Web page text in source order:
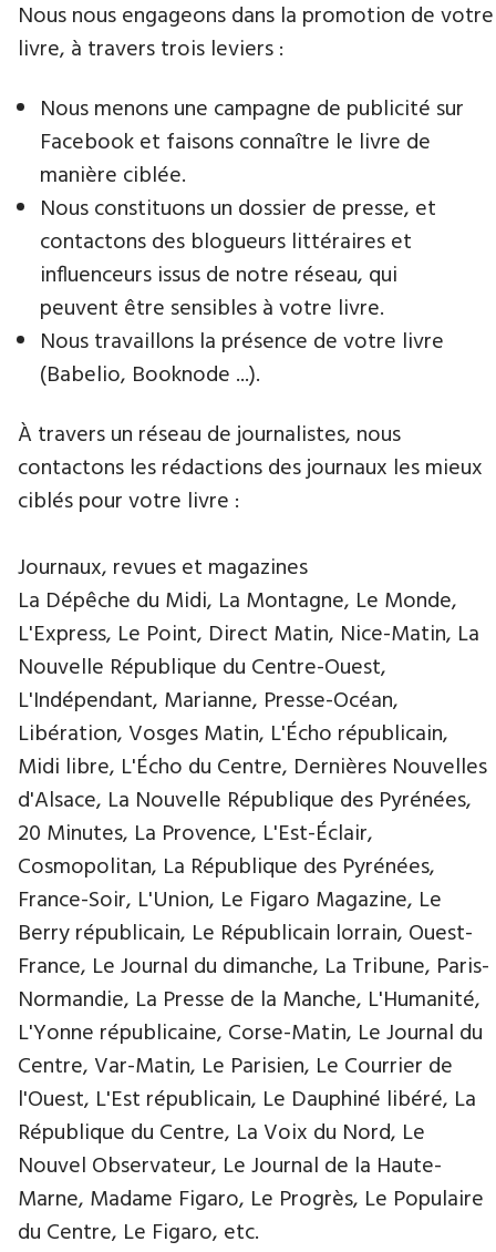
Nous nous engageons dans la promotion de votre
livre​, à travers trois leviers :
Nous menons une campagne de publicité sur
Facebook et faisons connaître le livre de
manière ciblée.
Nous constituons un dossier de presse, et
contactons des blogueurs littéraires et
influenceurs issus de notre réseau, qui
peuvent être sensibles à votre livre.
Nous travaillons la présence de votre livre
(Babelio, Booknode ...).
À travers un réseau de journalistes, nous
contactons les rédactions des journaux les mieux
ciblés pour votre livre :
Journaux, revues et magazines
La Dépêche du Midi, La Montagne, Le Monde,
L'Express, Le Point, Direct Matin, Nice-Matin, La
Nouvelle République du Centre-Ouest,
L'Indépendant, Marianne, Presse-Océan,
Libération, Vosges Matin, L'Écho républicain,
Midi libre, L'Écho du Centre, Dernières Nouvelles
d'Alsace, La Nouvelle République des Pyrénées,
20 Minutes, La Provence, L'Est-Éclair,
Cosmopolitan, La République des Pyrénées,
France-Soir, L'Union, Le Figaro Magazine, Le
Berry républicain, Le Républicain lorrain, Ouest-
France, Le Journal du dimanche, La Tribune, Paris-
Normandie, La Presse de la Manche, L'Humanité,
L'Yonne républicaine, Corse-Matin, Le Journal du
Centre, Var-Matin, Le Parisien, Le Courrier de
l'Ouest, L'Est républicain, Le Dauphiné libéré, La
République du Centre, La Voix du Nord, Le
Nouvel Observateur, Le Journal de la Haute-
Marne, Madame Figaro, Le Progrès, Le Populaire
du Centre, Le Figaro, etc.